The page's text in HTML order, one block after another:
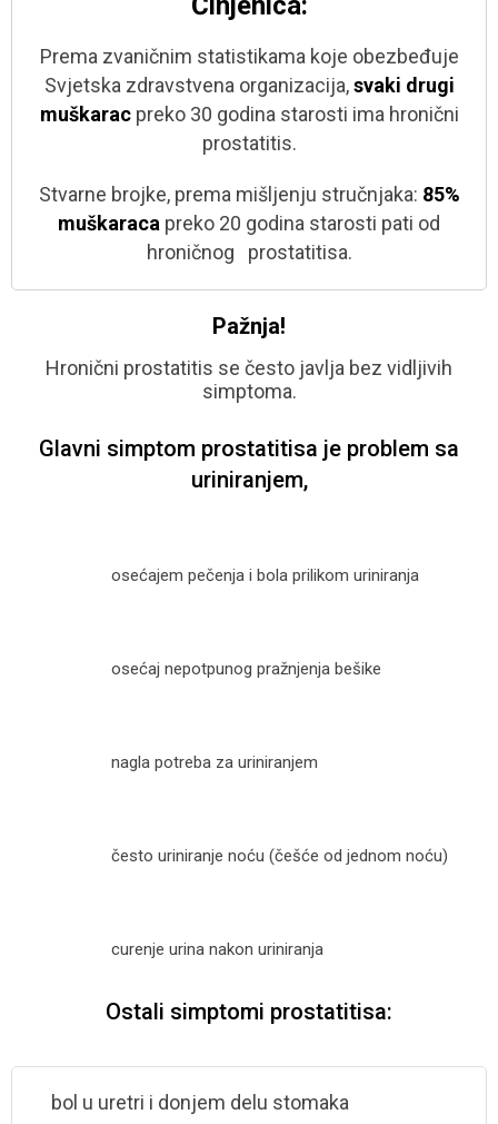
Prema zvaničnim statistikama koje obezbeđuje
Svjetska zdravstvena organizacija,svaki drugi
muškarac preko 30 godina starosti ima hronični
prostatitis.
Stvarne brojke, prema mišljenju stručnjaka: 85%
muškaraca preko 20 godina starosti pati od
hroničnog prostatitisa.
Pažnja!
Hronični prostatitis se često javlja bez vidljivih
simptoma.
Glavni simptom prostatitisa je problem sa
uriniranjem,
osećajem pečenja i bola prilikom uriniranja
osećaj nepotpunog pražnjenja bešike
nagla potreba za uriniranjem
često uriniranje noću (češće od jednom noću)
curenje urina nakon uriniranja
Ostali simptomi prostatitisa:
bol u uretri i donjem delu stomaka